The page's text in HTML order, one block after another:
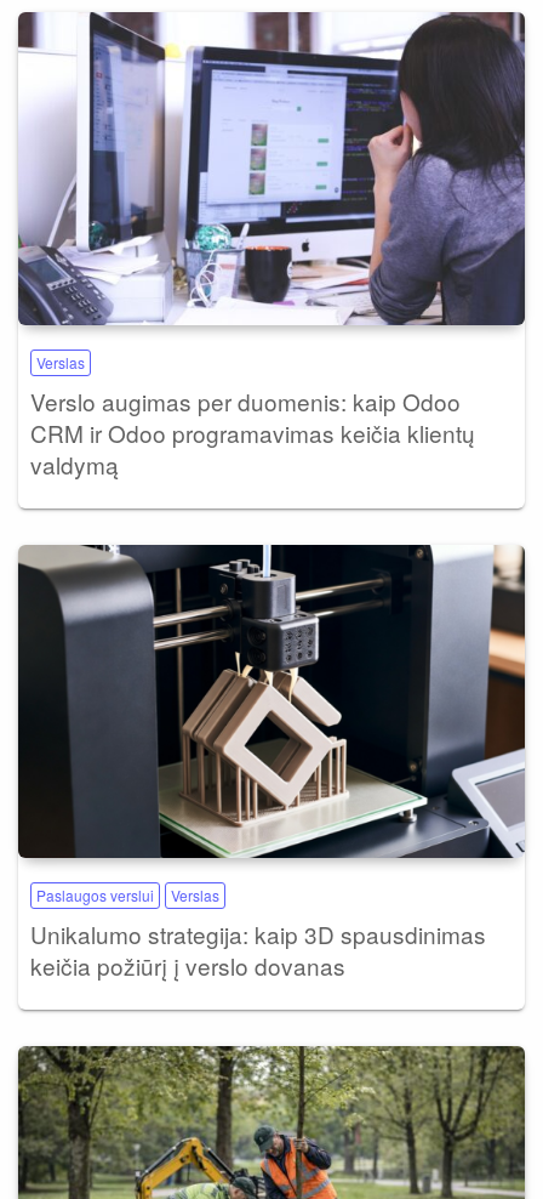
Verslas
Verslo augimas per duomenis: kaip Odoo
CRM ir Odoo programavimas keičia klientų
valdymą
Paslaugos verslui Verslas
Unikalumo strategija: kaip 3D spausdinimas
keičia požiūrį į verslo dovanas